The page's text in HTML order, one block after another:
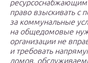
ресурсоснабжающим
право взыскивать с
за коммунальные
на общедомовые
организации не
и требовать
домов,